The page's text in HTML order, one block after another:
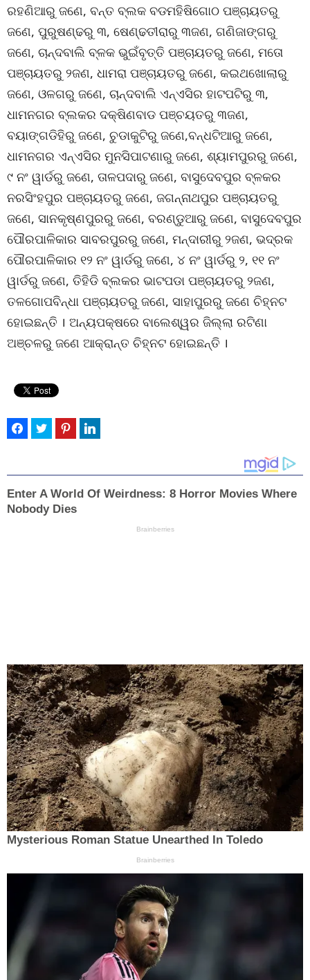
ରହଣିଆରୁ ଜଣେ, ବନ୍ତ ବ୍ଲକ ବଡମହିଷିଗୋଠ ପଞ୍ଚାୟତରୁ
ଜଣେ, ପୁରୁଷଣ୍ଢରୁ ୩, ଷେଣ୍ଢତୀରାରୁ ୩ଜଣ, ଗଣିଜାଙ୍ଗରୁ
ଜଣେ, ଚାନ୍ଦବାଲି ବ୍ଳକ ଭୁଇଁବୃତ୍ତି ପଞ୍ଚାୟତରୁ ଜଣେ, ମତୋ
ପଞ୍ଚାୟତରୁ ୨ଜଣ, ଧାମରା ପଞ୍ଚାୟତରୁ ଜଣେ, କଇଥଖୋଲାରୁ
ଜଣେ, ଓଳଗରୁ ଜଣେ, ଚାନ୍ଦବାଲି ଏନ୍‌ଏସିର ହାଟପଟିରୁ ୩,
ଧାମନଗର ବ୍ଲକର ଦକ୍ଷିଣବାଡ ପଞ୍ଚୟତରୁ ୩ଜଣ,
ବୟାଙ୍ଗଡିହିରୁ ଜଣେ, ଚୁଡାକୁଟିରୁ ଜଣେ,ବନ୍ଧଟିଆରୁ ଜଣେ,
ଧାମନଗର ଏନ୍‌ଏସିର ମୁନସିପାଟଣାରୁ ଜଣେ, ଶ୍ୟାମପୁରରୁ ଜଣେ,
୯ ନଂ ୱାର୍ଡରୁ ଜଣେ, ତାଳପଦାରୁ ଜଣେ, ବାସୁଦେବପୁର ବ୍ଳକର
ନରସିଂହପୁର ପଞ୍ଚାୟତରୁ ଜଣେ, ଜଗନ୍ନାଥପୁର ପଞ୍ଚାୟତରୁ
ଜଣେ, ସାନକୃଷ୍ଣପୁରରୁ ଜଣେ, ବରଣ୍ଡୁଆରୁ ଜଣେ, ବାସୁଦେବପୁର
ପୌରପାଳିକାର ସାବରପୁରରୁ ଜଣେ, ମନ୍ଦାରୀରୁ ୨ଜଣ, ଭଦ୍ରକ
ପୌରପାଳିକାର ୧୨ ନଂ ୱାର୍ଡରୁ ଜଣେ, ୪ ନଂ ୱାର୍ଡରୁ ୨, ୧୧ ନଂ
ୱାର୍ଡରୁ ଜଣେ, ତିହିଡି ବ୍ଲକର ଭାଟପଡା ପଞ୍ଚାୟତରୁ ୨ଜଣ,
ତଳଗୋପବିନ୍ଧା ପଞ୍ଚାୟତରୁ ଜଣେ, ସାହାପୁରରୁ ଜଣେ ଚିହ୍ନଟ
ହୋଇଛନ୍ତି । ଅନ୍ୟପକ୍ଷରେ ବାଲେଶ୍ୱର ଜିଲ୍ଲା ରଟିଣା
ଅଞ୍ଚଳରୁ ଜଣେ ଆକ୍ରାନ୍ତ ଚିହ୍ନଟ ହୋଇଛନ୍ତି ।